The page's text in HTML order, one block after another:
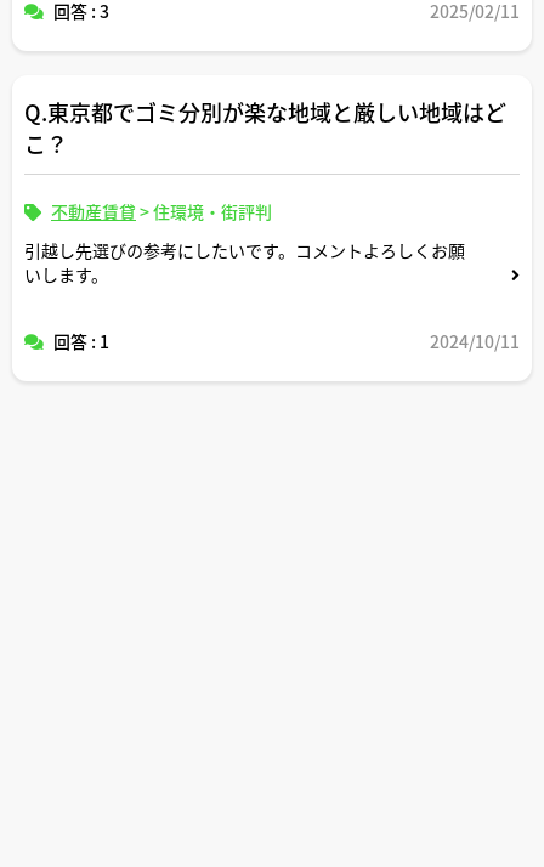
ますか？
回答 : 3 2025/02/11
Q.東京都でゴミ分別が楽な地域と厳しい地域はど
こ？
不動産賃貸 >住環境・街評判
引越し先選びの参考にしたいです。コメントよろしくお願
いします。
回答 : 1 2024/10/11